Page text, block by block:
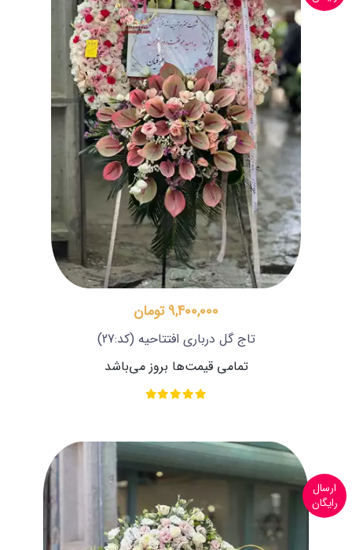
9,400,000 تومان
تاج گل درباری افتتاحیه (کد:27)
تمامی قیمت‌ها بروز می‌باشد
ارسال
رایگان